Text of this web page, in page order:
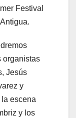
Festival
organistas
Jesús
y
escena
y los